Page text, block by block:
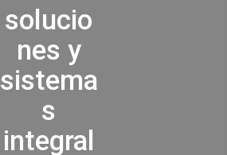
solucio
nes y
sistema
s
integral